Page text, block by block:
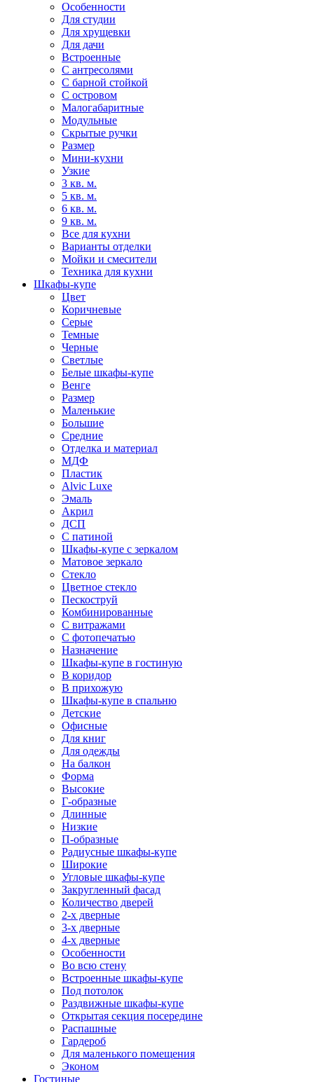
Особенности
Для студии
Для хрущевки
Для дачи
Встроенные
С антресолями
С барной стойкой
С островом
Малогабаритные
Модульные
Скрытые ручки
Размер
Мини-кухни
Узкие
3 кв. м.
5 кв. м.
6 кв. м.
9 кв. м.
Все для кухни
Варианты отделки
Мойки и смесители
Техника для кухни
Шкафы-купе
Цвет
Коричневые
Серые
Темные
Черные
Светлые
Белые шкафы-купе
Венге
Размер
Маленькие
Большие
Средние
Отделка и материал
МДФ
Пластик
Alvic Luxe
Эмаль
Акрил
ДСП
С патиной
Шкафы-купе с зеркалом
Матовое зеркало
Стекло
Цветное стекло
Пескоструй
Комбинированные
С витражами
С фотопечатью
Назначение
Шкафы-купе в гостиную
В коридор
В прихожую
Шкафы-купе в спальню
Детские
Офисные
Для книг
Для одежды
На балкон
Форма
Высокие
Г-образные
Длинные
Низкие
П-образные
Радиусные шкафы-купе
Широкие
Угловые шкафы-купе
Закругленный фасад
Количество дверей
2-х дверные
3-х дверные
4-х дверные
Особенности
Во всю стену
Встроенные шкафы-купе
Под потолок
Раздвижные шкафы-купе
Открытая секция посередине
Распашные
Гардероб
Для маленького помещения
Эконом
Гостиные